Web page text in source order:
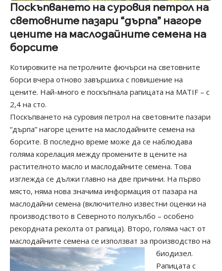
Поскъпването на суровия петрол на
световните пазари “дърпа” нагоре
цените на маслодайните семена на
борсите
Котировките на петролните фючърси на световните
борси вчера отново завършиха с повишение на
цените. Най-много е поскъпнала рапицата на MATIF – с
2,4 на сто.
Поскъпването на суровия петрол на световните пазари
“дърпа” нагоре цените на маслодайните семена на
борсите. В последно време може да се наблюдава
голяма корелация между промените в цените на
растителното масло и маслодайните семена. Това
изглежда се дължи главно на две причини. На първо
място, няма нова значима информация от пазара на
маслодайни семена (включително известни оценки на
производството в Северното полукълбо – особено
рекордната реколта от рапица). Второ, голяма част от
маслодайните семена се използват за производство на
биодизел.
Рапицата с